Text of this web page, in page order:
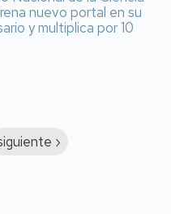
nuevo portal en su
y multiplica por 10
›